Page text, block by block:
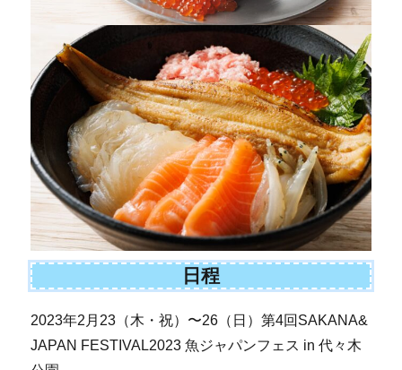
日程
2023年2月23（木・祝）〜26（日）第4回SAKANA&
JAPAN FESTIVAL2023 魚ジャパンフェス in 代々木